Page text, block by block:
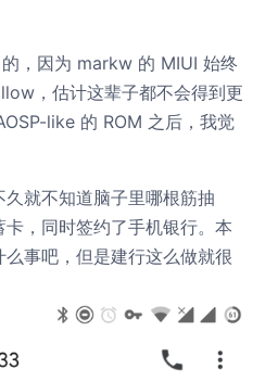
，因为 markw 的 MIUI 始终
，估计这辈子都不会得到更
like 的 ROM 之后，我觉
就不知道脑子里哪根筋抽
，同时签约了手机银行。本
事吧，但是建行这么做就很